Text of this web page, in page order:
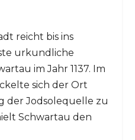
reicht bis ins
urkundliche
im Jahr 1137. Im
sich der Ort
der Jodsolequelle zu
Schwartau den